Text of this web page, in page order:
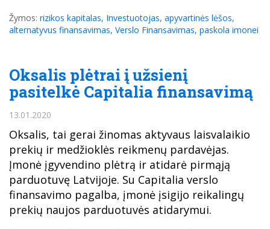
Žymos: rizikos kapitalas, Investuotojas, apyvartinės lėšos,
alternatyvus finansavimas, Verslo Finansavimas, paskola imonei
Oksalis plėtrai į užsienį
pasitelkė Capitalia finansavimą
13.01.2020
Oksalis, tai gerai žinomas aktyvaus laisvalaikio
prekių ir medžioklės reikmenų pardavėjas.
Įmonė įgyvendino plėtrą ir atidarė pirmąją
parduotuvę Latvijoje. Su Capitalia verslo
finansavimo pagalba, įmonė įsigijo reikalingų
prekių naujos parduotuvės atidarymui.